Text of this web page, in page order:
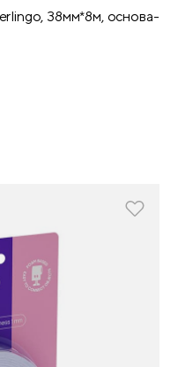
38мм*8м, основа-